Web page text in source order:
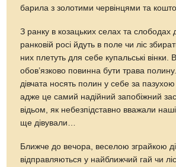
барила з золотими червінцями та
З ранку в козацьких селах та слободах
ранковій росі йдуть в поле чи ліс
них плетуть для себе купальські вінки.
обов’язково повинна бути трава полину.
дівчата носять полин у себе за пазухою
адже це самий надійний запобіжний
відьом, як небезпідставно вважали
ще дівували…
Ближче до вечора, веселою зграйкою
відправляються у найближчий гай чи